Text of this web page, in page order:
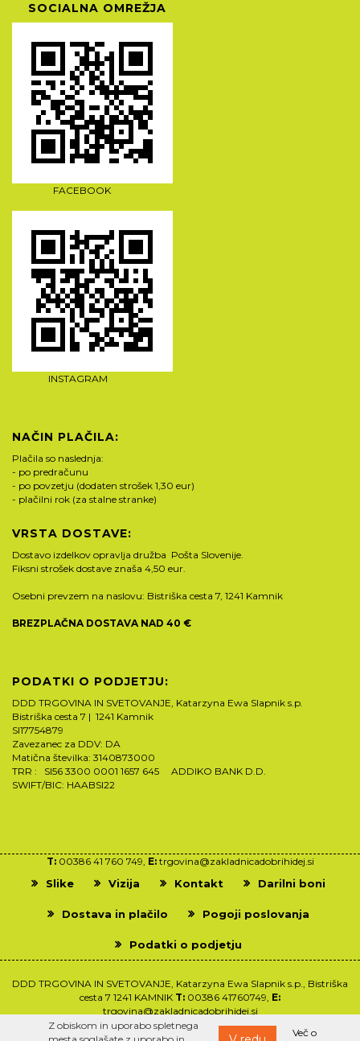
SOCIALNA OMREŽJA
FACEBOOK
INSTAGRAM
NAČIN PLAČILA:
Plačila so naslednja:
- po predračunu
- po povzetju (dodaten strošek 1,30 eur)
- plačilni rok (za stalne stranke)
VRSTA DOSTAVE:
Dostavo izdelkov opravlja družba Pošta Slovenije.
Fiksni strošek dostave znaša 4,50 eur.
Osebni prevzem na naslovu: Bistriška cesta 7, 1241 Kamnik
BREZPLAČNA DOSTAVA NAD 40 €
PODATKI O PODJETJU:
DDD TRGOVINA IN SVETOVANJE, Katarzyna Ewa Slapnik s.p.
Bistriška cesta 7 | 1241 Kamnik
SI17754879
Zavezanec za DDV: DA
Matična številka: 3140873000
TRR : SI56 3300 0001 1657 645 ADDIKO BANK D.D.
SWIFT/BIC: HAABSI22
T:00386 41 760 749, E: trgovina@zakladnicadobrihidej.si
Slike Vizija Kontakt Darilni boni
Dostava in plačilo Pogoji poslovanja
Podatki o podjetju
DDD TRGOVINA IN SVETOVANJE, Katarzyna Ewa Slapnik s.p., Bistriška
cesta 7 1241 KAMNIK T: 00386 41760749, E:
trgovina@zakladnicadobrihidej.si
Z obiskom in uporabo spletnega
Več o